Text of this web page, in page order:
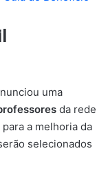
uma
da rede
a melhoria da
selecionados